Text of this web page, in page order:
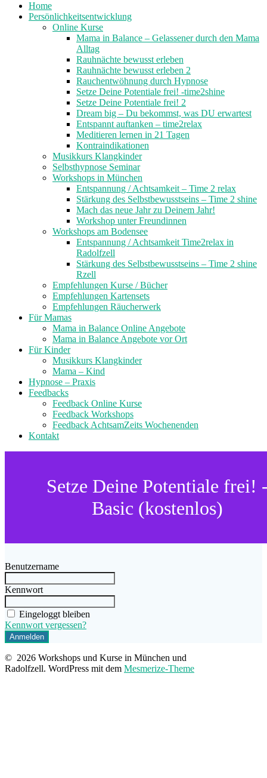
Home
Persönlichkeitsentwicklung
Online Kurse
Mama in Balance – Gelassener durch den Mama
Alltag
Rauhnächte bewusst erleben
Rauhnächte bewusst erleben 2
Rauchentwöhnung durch Hypnose
Setze Deine Potentiale frei! -time2shine
Setze Deine Potentiale frei! 2
Dream big – Du bekommst, was DU erwartest
Entspannt auftanken – time2relax
Meditieren lernen in 21 Tagen
Kontraindikationen
Musikkurs Klangkinder
Selbsthypnose Seminar
Workshops in München
Entspannung / Achtsamkeit – Time 2 relax
Stärkung des Selbstbewusstseins – Time 2 shine
Mach das neue Jahr zu Deinem Jahr!
Workshop unter Freundinnen
Workshops am Bodensee
Entspannung / Achtsamkeit Time2relax in
Radolfzell
Stärkung des Selbstbewusstseins – Time 2 shine
Rzell
Empfehlungen Kurse / Bücher
Empfehlungen Kartensets
Empfehlungen Räucherwerk
Für Mamas
Mama in Balance Online Angebote
Mama in Balance Angebote vor Ort
Für Kinder
Musikkurs Klangkinder
Mama – Kind
Hypnose – Praxis
Feedbacks
Feedback Online Kurse
Feedback Workshops
Feedback AchtsamZeits Wochenenden
Kontakt
Setze Deine Potentiale frei!
Basic (kostenlos)
Benutzername
Kennwort
Eingeloggt bleiben
Kennwort vergessen?
© 2026 Workshops und Kurse in München und
Radolfzell. WordPress mit dem Mesmerize-Theme